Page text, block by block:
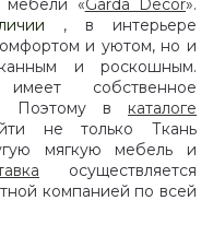
мебели «Garda Decor».
, в интерьере
и уютом, но и
и роскошным.
собственное
Поэтому в каталоге
не только Ткань
мягкую мебель и
осуществляется
компанией по всей